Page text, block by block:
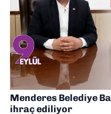
Menderes Belediye
ihraç ediliyor